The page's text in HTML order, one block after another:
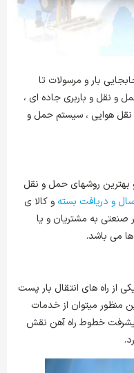
بار و مرسولات تا
و نقل و باربری جاده ای ،
هوایی ، سیستم حمل و
روشهای حمل و نقل
و دریافت بسته و کالا ی
به مشتریان و یا
می باشد.
از راه های انتقال بار پست
منظور میتوان از خدمات
خطوط راه آهن نقش